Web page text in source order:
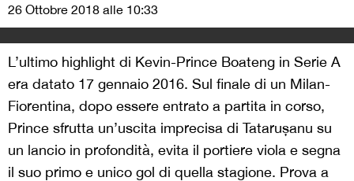
26 Ottobre 2018 alle 10:33
L’ultimo highlight di Kevin-Prince Boateng in Serie A
era datato 17 gennaio 2016. Sul finale di un Milan-
Fiorentina, dopo essere entrato a partita in corso,
Prince sfrutta un’uscita imprecisa di Tatarușanu su
un lancio in profondità, evita il portiere viola e segna
il suo primo e unico gol di quella stagione. Prova a